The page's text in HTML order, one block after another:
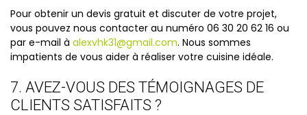
Pour obtenir un devis gratuit et discuter de votre projet,
vous pouvez nous contacter au numéro 06 30 20 62 16 ou
par e-mail à alexvhk31@gmail.com. Nous sommes
impatients de vous aider à réaliser votre cuisine idéale.
7. AVEZ-VOUS DES TÉMOIGNAGES DE
CLIENTS SATISFAITS ?